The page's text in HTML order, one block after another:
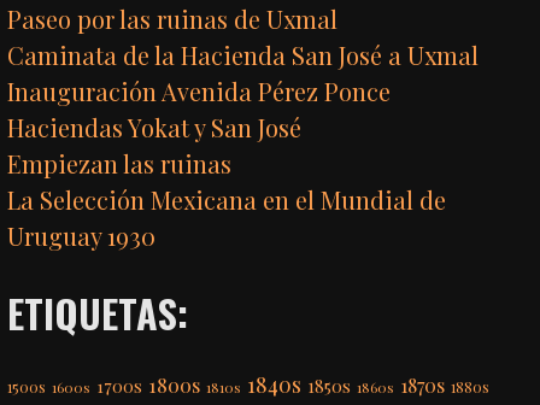
Paseo por las ruinas de Uxmal
Caminata de la Hacienda San José a Uxmal
Inauguración Avenida Pérez Ponce
Haciendas Yokat y San José
Empiezan las ruinas
La Selección Mexicana en el Mundial de
Uruguay 1930
ETIQUETAS:
1500s 1600s 1700s 1800s 1810s 1840s 1850s 1860s 1870s 1880s